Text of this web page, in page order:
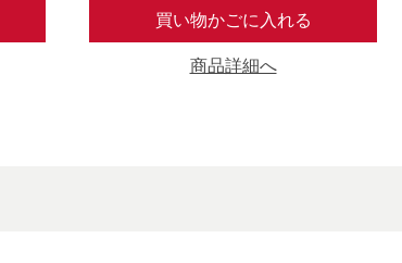
買い物かごに入れる
商品詳細へ